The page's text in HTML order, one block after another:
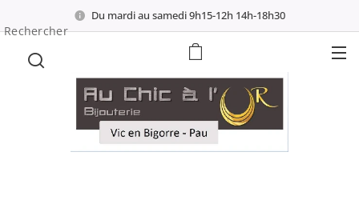
Du mardi au samedi 9h15-12h 14h-18h30
Rechercher